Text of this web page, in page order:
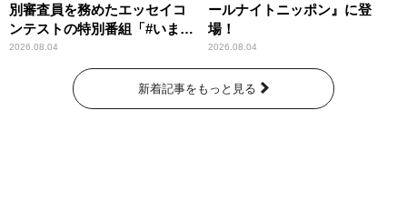
別審査員を務めたエッセイコ
ンテストの特別番組「#いまあ
なたに伝えたいこと」
2026.08.04
ールナイトニッポン』に登
場！
2026.08.04
新着記事をもっと見る